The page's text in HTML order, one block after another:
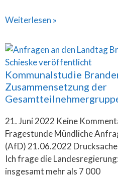
Weiterlesen »
Kommunalstudie
Zusammensetzung der
21. Juni 2022 Keine
Fragestunde Mündliche
(AfD) 21.06.2022
Ich frage die
insgesamt mehr als 7 000